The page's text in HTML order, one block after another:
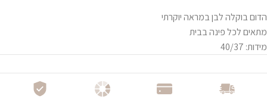
הדום בוקלה לבן במראה יוקרתי
מתאים לכל פינה בבית
מידות: 40/37